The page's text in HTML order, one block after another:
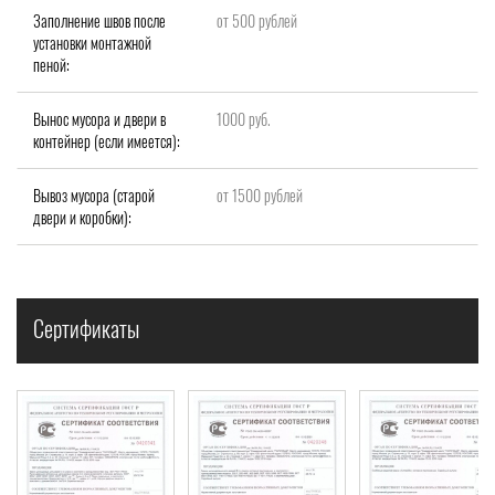
Заполнение швов после
установки монтажной
пеной:
от 500 рублей
Вынос мусора и двери в
контейнер (если имеется):
1000 руб.
Вывоз мусора (старой
двери и коробки):
от 1500 рублей
Сертификаты